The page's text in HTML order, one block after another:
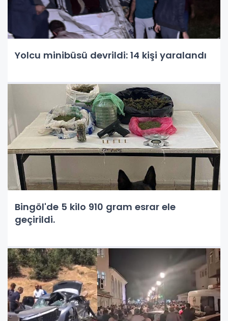
Yolcu minibüsü devrildi: 14 kişi yaralandı
Bingöl'de 5 kilo 910 gram esrar ele
geçirildi.